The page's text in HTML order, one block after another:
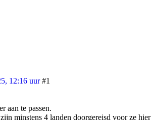
12:16 uur #1
aan te passen.
minstens 4 landen doorgereisd voor ze hier